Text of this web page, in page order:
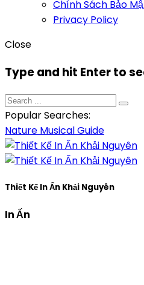
Chính Sách Bảo
Privacy Policy
Close
Type and hit Enter to
Popular Searches:
Nature MusicalGuide
Thiết Kế In Ấn Khải Nguyên
In Ấn